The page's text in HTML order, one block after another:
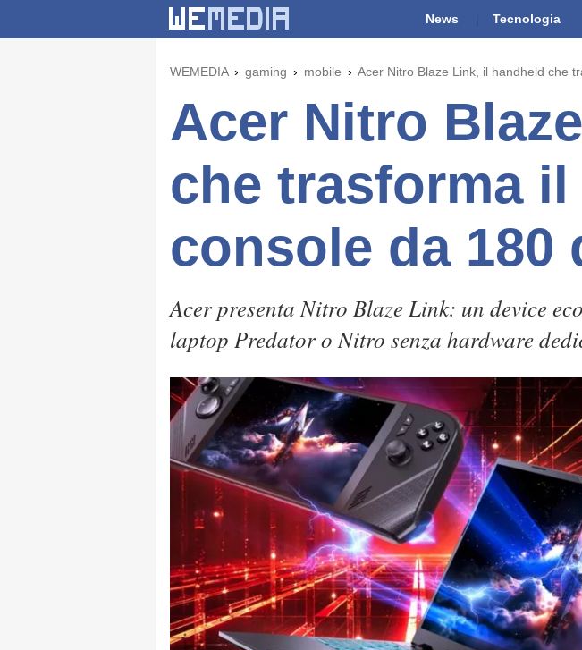
News Tecnologia
WEMEDIA gaming mobile Acer Nitro Blaze Link, il handheld che
Acer Nitro
che trasforma
console da 180
Acer presenta Nitro Blaze Link: un device
laptop Predator o Nitro senza hardware